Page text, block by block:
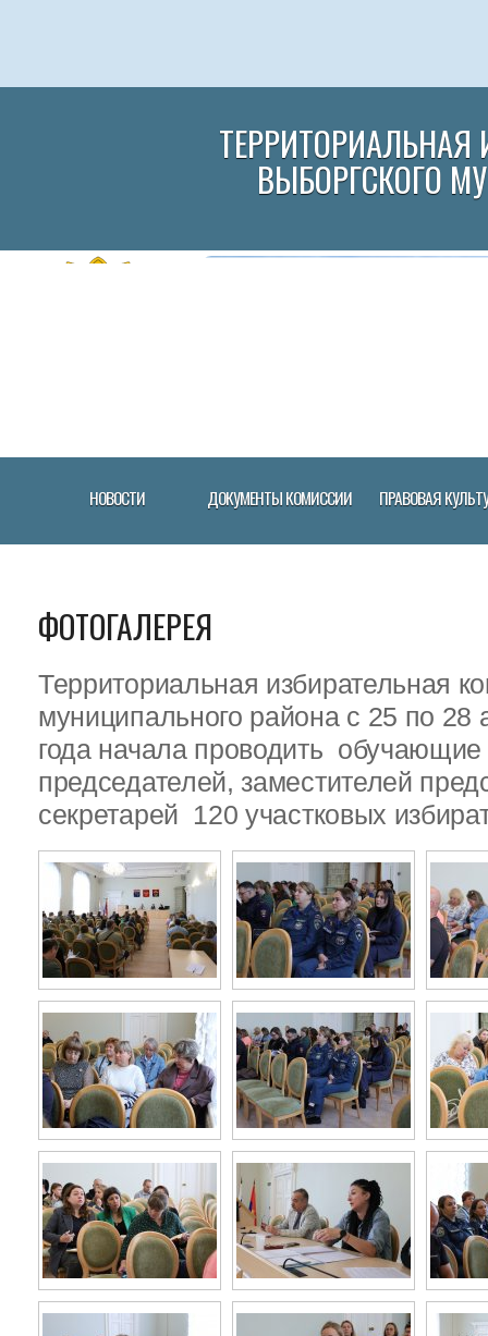
ВЫБОРГСКОГО
НОВОСТИ ДОКУМЕНТЫ КОМИССИИ ПРАВОВАЯ
ФОТОГАЛЕРЕЯ
Территориальная избирательная
муниципального района с 25 по 28
года начала проводить
председателей, заместителей
секретарей 120 участковых